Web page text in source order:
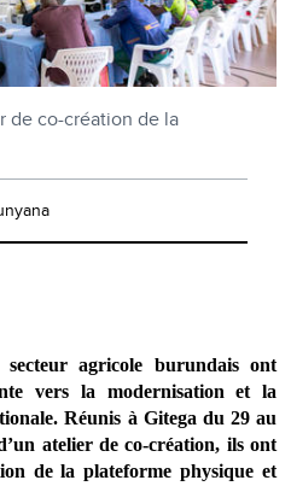
de co-création de la
agricole burundais ont
vers la modernisation et la
Réunis à Gitega du 29 au
atelier de co-création, ils ont
de la plateforme physique et